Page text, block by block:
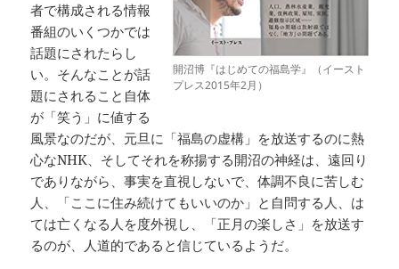
開沼博『はじめての福島学』（イースト
プレス2015年2月）
者で構成される情報
番組のいくつかでは
話題にされたらし
い。そんなことが話
題にされること自体
が「笑う」に値する
風景なのだが、元旦に「福島の虚構」を放送するのに熱
心なNHK、そしてそれを称揚する開沼の神経は、遠回り
でありながら、事実を直視しないで、体調不良に苦しむ
人、「ここに住み続けてもいいのか」と自問する人、は
ては亡くなる人を度外視し、「正月の楽しさ」を放送す
るのが、人道的であると信じているようだ。